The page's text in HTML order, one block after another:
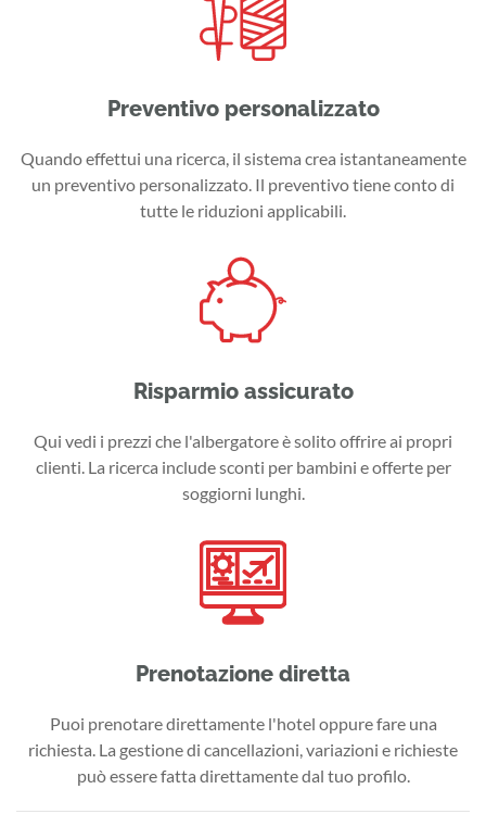
Preventivo personalizzato
Quando effettui una ricerca, il sistema crea istantaneamente
un preventivo personalizzato. Il preventivo tiene conto di
tutte le riduzioni applicabili.
Risparmio assicurato
Qui vedi i prezzi che l'albergatore è solito offrire ai propri
clienti. La ricerca include sconti per bambini e offerte per
soggiorni lunghi.
Prenotazione diretta
Puoi prenotare direttamente l'hotel oppure fare una
richiesta. La gestione di cancellazioni, variazioni e richieste
può essere fatta direttamente dal tuo profilo.